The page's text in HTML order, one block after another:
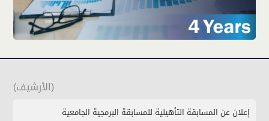
(الأرشيف)
إعلان عن المسابقة التأهيلية للمسابقة البرمجية الجامعية